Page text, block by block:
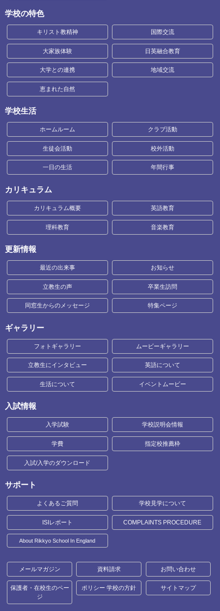
学校の特色
キリスト教精神 国際交流
大家族体験 日英融合教育
大学との連携 地域交流
恵まれた自然
学校生活
ホームルーム クラブ活動
生徒会活動 校外活動
一日の生活 年間行事
カリキュラム
カリキュラム概要 英語教育
理科教育 音楽教育
更新情報
最近の出来事 お知らせ
立教生の声 卒業生訪問
同窓生からのメッセージ 特集ページ
ギャラリー
フォトギャラリー ムービーギャラリー
立教生にインタビュー 英語について
生活について イベントムービー
入試情報
入学試験 学校説明会情報
学費 指定校推薦枠
入試/入学のダウンロード
サポート
よくあるご質問 学校見学について
ISIレポート COMPLAINTS PROCEDURE
About Rikkyo School In England
メールマガジン 資料請求 お問い合わせ
保護者・在校生のペー
ジ
ポリシー 学校の方針 サイトマップ